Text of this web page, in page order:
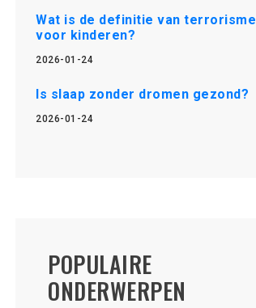
Wat is de definitie van terrorisme
voor kinderen?
2026-01-24
Is slaap zonder dromen gezond?
2026-01-24
POPULAIRE
ONDERWERPEN